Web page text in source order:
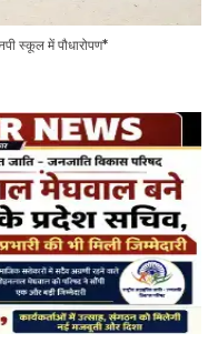
स्कूल में पौधारोपण*